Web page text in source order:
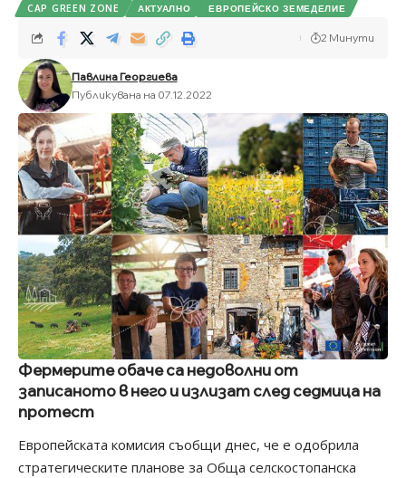
CAP GREEN ZONE АКТУАЛНО ЕВРОПЕЙСКО ЗЕМЕДЕЛИЕ
Павлина Георгиева
Публикувана на 07.12.2022
2 Минути
Фермерите обаче са недоволни от
записаното в него и излизат след седмица на
протест
Европейската комисия съобщи днес, че е одобрила
стратегическите планове за Обща селскостопанска